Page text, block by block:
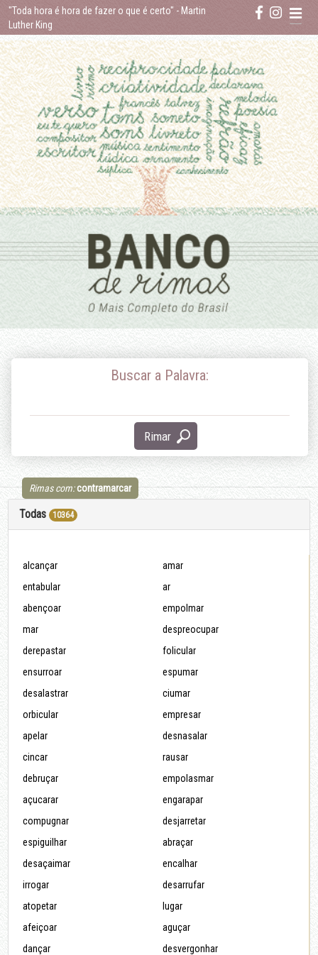
Skip
content
"Toda hora é hora de fazer o que é certo" - Martin
Luther King
Buscar a Palavra:
Rimar
Rimas com:contramarcar
Todas 10364
alcançar
amar
entabular
ar
abençoar
empolmar
mar
despreocupar
derepastar
folicular
ensurroar
espumar
desalastrar
ciumar
orbicular
empresar
apelar
desnasalar
cincar
rausar
debruçar
empolasmar
açucarar
engarapar
compugnar
desjarretar
espiguilhar
abraçar
desaçaimar
encalhar
irrogar
desarrufar
atopetar
lugar
afeiçoar
aguçar
dançar
desvergonhar